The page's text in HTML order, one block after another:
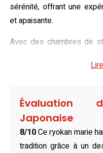
sérénité, offrant une
et apaisante.
Avec des chambres de
élégante. Dotés de
offrent un cadre
groupes, des options
Chambre Familiale
confortable dans cet
Évaluation
Japonaise
8/10Ce ryokan marie
tradition grâce à un